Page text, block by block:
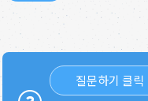
질문하기 클릭